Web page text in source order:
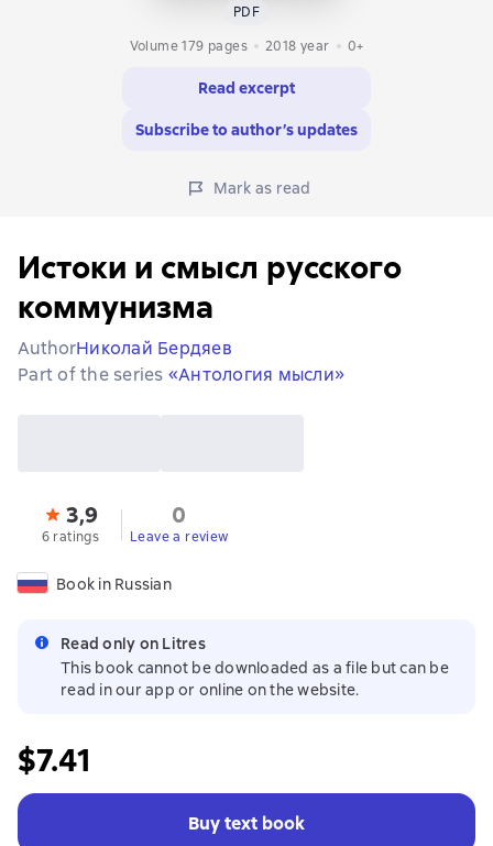
PDF
Volume 179 pages
2018 year 0+
Read excerpt
Subscribe to author’s updates
Mark as read
Истоки и смысл русского
коммунизма
AuthorНиколай Бердяев
Part of the series «Антология мысли»
3,9
6 ratings
0
Leave a review
Book in Russian
Read only on Litres
This book cannot be downloaded as a file but can be
read in our app or online on the website.
$7.41
Buy text book